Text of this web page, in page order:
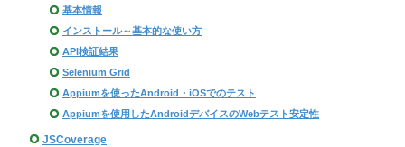
基本情報
インストール～基本的な使い方
API検証結果
Selenium Grid
Appiumを使ったAndroid・iOSでのテスト
Appiumを使用したAndroidデバイスのWebテスト安定性
JSCoverage